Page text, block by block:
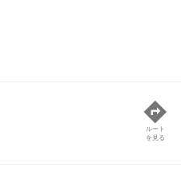
ルート
を見る